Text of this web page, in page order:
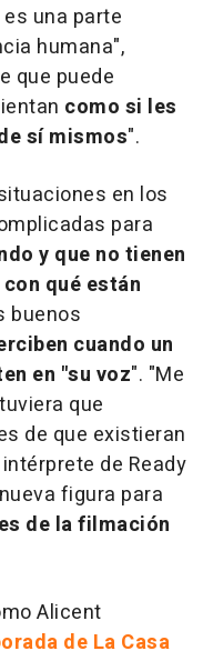
una parte
humana",
que puede
como si les
sí mismos".
en los
para
y que no tienen
qué están
buenos
cuando un
en "su voz". "Me
que
de que existieran
de Ready
figura para
de la filmación
Alicent
de La Casa